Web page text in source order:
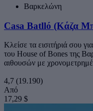
Βαρκελώνη
Casa Batlló (Κάζα
Κλείσε τα εισιτήριά σου
του House of Bones της
αιθουσών με
4,7 (19.190)
Από
17,29 $